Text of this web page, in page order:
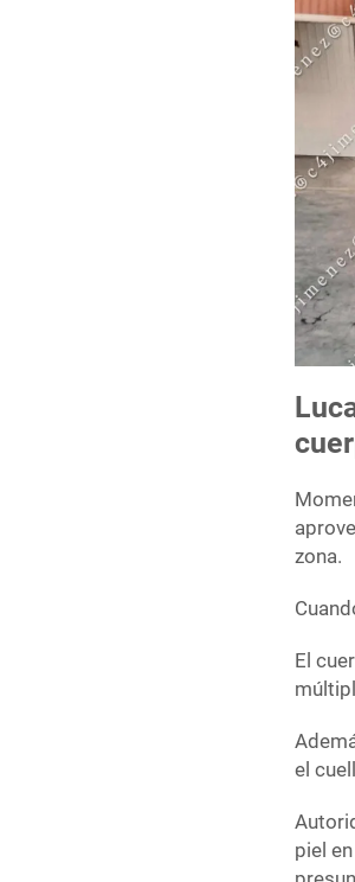
zona.
El
el
piel